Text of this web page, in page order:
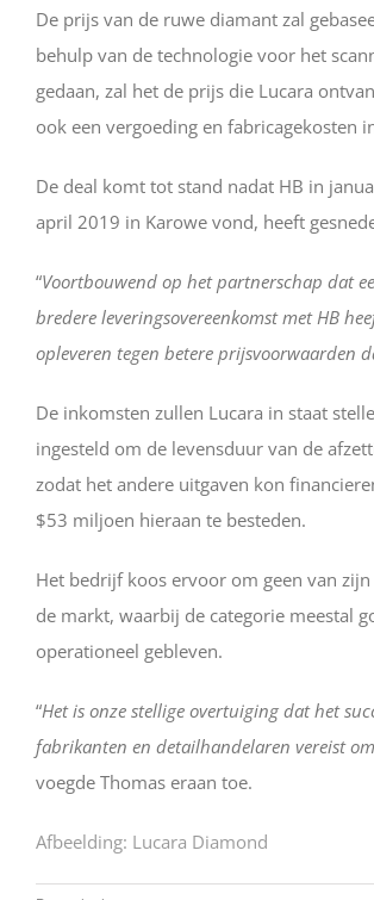
De prijs van de ruwe diamant zal
behulp van de technologie voor het
gedaan, zal het de prijs die Lucara
ook een vergoeding en fabricagekosten
De deal komt tot stand nadat HB in
april 2019 in Karowe vond, heeft
“Voortbouwend op het partnerschap dat
bredere leveringsovereenkomst met HB
opleveren tegen betere prijsvoorwaarden
De inkomsten zullen Lucara in staat
ingesteld om de levensduur van de
zodat het andere uitgaven kon
$53 miljoen hieraan te besteden.
Het bedrijf koos ervoor om geen van
de markt, waarbij de categorie meestal
operationeel gebleven.
“Het is onze stellige overtuiging dat het
fabrikanten en detailhandelaren vereist
voegde Thomas eraan toe.
Afbeelding: Lucara Diamond